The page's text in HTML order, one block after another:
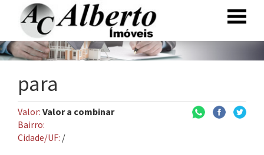
para
Valor: Valor a combinar
Bairro:
Cidade/UF: /